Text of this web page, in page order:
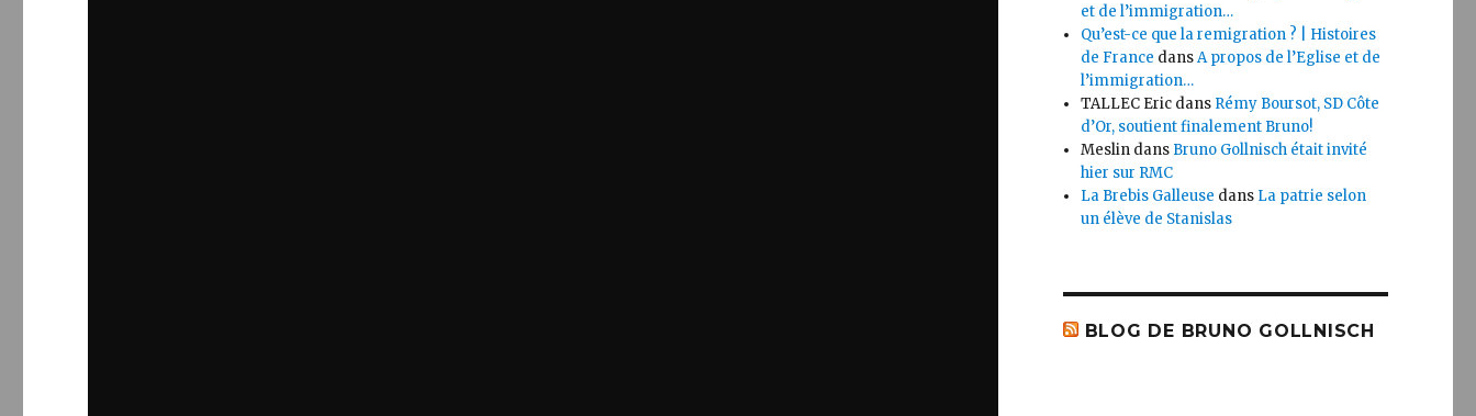
et de l’immigration…
Qu’est-ce que la remigration ? | Histoires
de France dansA propos de l’Eglise et de
l’immigration…
TALLEC Eric dans Rémy Boursot, SD Côte
d’Or, soutient finalement Bruno!
Meslin dans Bruno Gollnisch était invité
hier sur RMC
La Brebis Galleuse dans La patrie selon
un élève de Stanislas
BLOG DE BRUNO GOLLNISCH